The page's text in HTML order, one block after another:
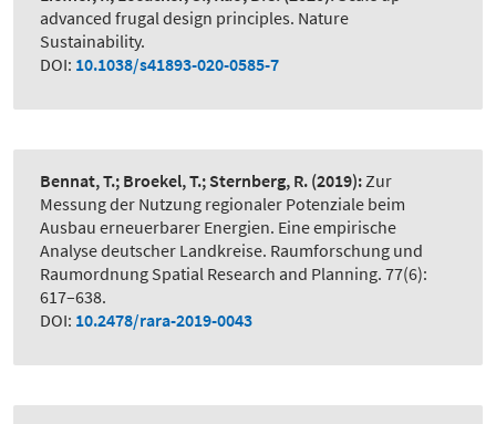
advanced frugal design principles. Nature
Sustainability.
DOI: 10.1038/s41893-020-0585-7
Bennat, T.; Broekel, T.; Sternberg, R. (2019):Zur
Messung der Nutzung regionaler Potenziale beim
Ausbau erneuerbarer Energien. Eine empirische
Analyse deutscher Landkreise. Raumforschung und
Raumordnung Spatial Research and Planning. 77(6):
617–638.
DOI: 10.2478/rara-2019-0043